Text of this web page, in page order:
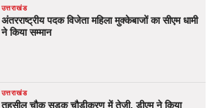
उत्तराखंड
अंतरराष्ट्रीय पदक विजेता महिला मुक्केबाजों का सीएम धामी
ने किया सम्मान
उत्तराखंड
तहसील चौक सड़क चौड़ीकरण में तेजी, डीएम ने किया